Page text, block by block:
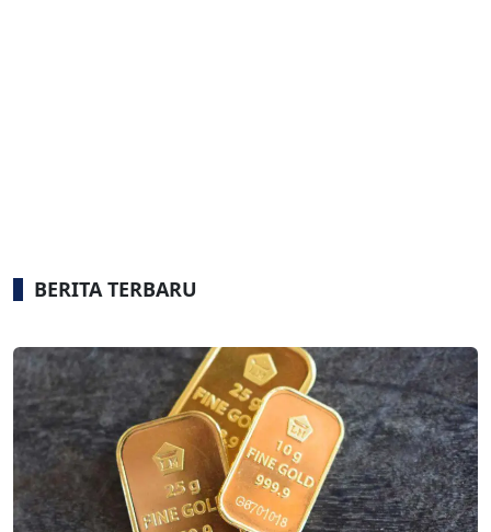
BERITA TERBARU